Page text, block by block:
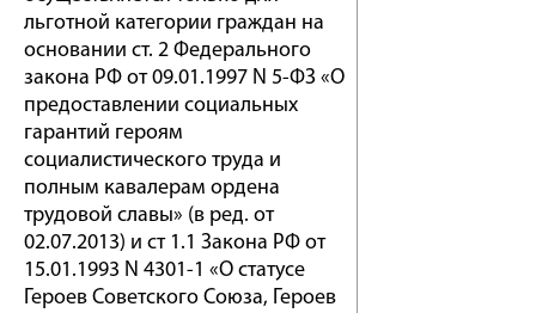
льготной категории граждан на
основании ст. 2 Федерального
закона РФ от 09.01.1997 N 5-ФЗ «О
предоставлении социальных
гарантий героям
социалистического труда и
полным кавалерам ордена
трудовой славы» (в ред. от
02.07.2013) и ст 1.1 Закона РФ от
15.01.1993 N 4301-1 «О статусе
Героев Советского Союза, Героев